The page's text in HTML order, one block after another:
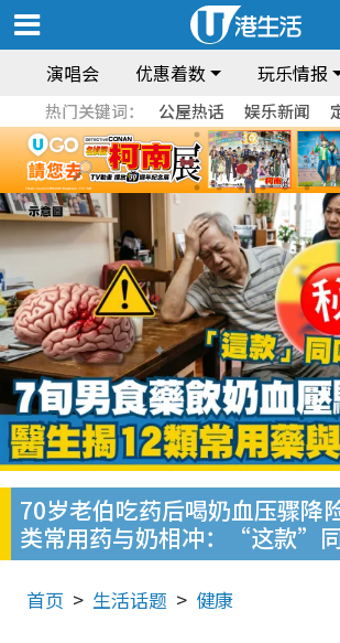
演唱会 优惠着数 玩乐情报
热门关键词： 公屋热话 娱乐新闻
70岁老伯吃药后喝奶血压骤降
类常用药与奶相冲：“这款”
首页 生活话题 健康